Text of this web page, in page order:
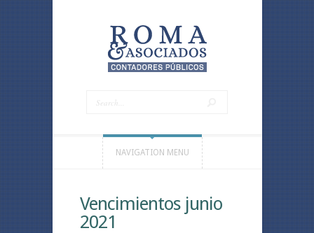
NAVIGATION MENU
Vencimientos junio
2021